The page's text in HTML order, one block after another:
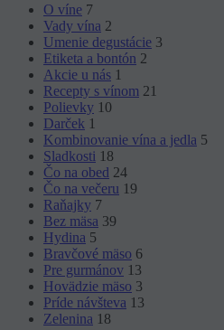
O víne 7
Vady vína 2
Umenie degustácie 3
Etiketa a bontón 2
Akcie u nás 1
Recepty s vínom 21
Polievky 10
Darček 1
Kombinovanie vína a jedla 5
Sladkosti 18
Čo na obed 24
Čo na večeru 19
Raňajky 7
Bez mäsa 39
Hydina 5
Bravčové mäso 6
Pre gurmánov 13
Hovädzie mäso 3
Príde návšteva 13
Zelenina 18